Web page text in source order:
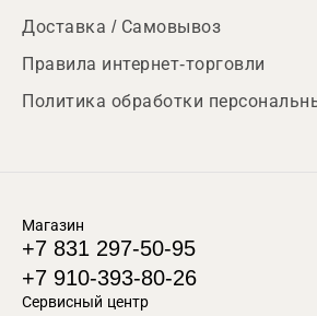
Доставка / Самовывоз
Правила интернет-торговли
Политика обработки
Магазин
+7 831 297-50-95
+7 910-393-80-26
Сервисный центр